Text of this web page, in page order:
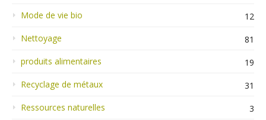
Mode de vie bio
12
Nettoyage
81
produits alimentaires
19
Recyclage de métaux
31
Ressources naturelles
3